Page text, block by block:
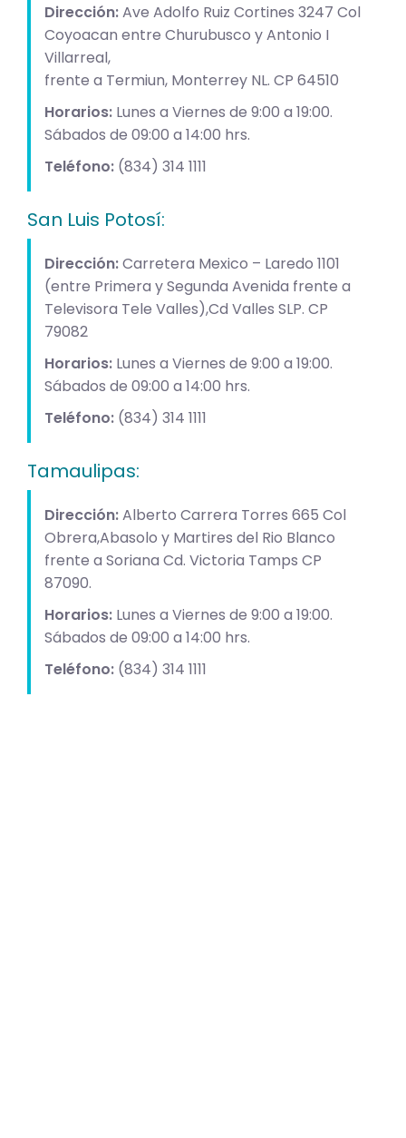
Dirección:Ave Adolfo Ruiz Cortines 3247 Col
Coyoacan entre Churubusco y Antonio I
Villarreal,
frente a Termiun, Monterrey NL. CP 64510
Horarios: Lunes a Viernes de 9:00 a 19:00.
Sábados de 09:00 a 14:00 hrs.
Teléfono: (834) 314 1111
San Luis Potosí:
Dirección:Carretera Mexico – Laredo 1101
(entre Primera y Segunda Avenida frente a
Televisora Tele Valles),Cd Valles SLP. CP
79082
Horarios: Lunes a Viernes de 9:00 a 19:00.
Sábados de 09:00 a 14:00 hrs.
Teléfono: (834) 314 1111
Tamaulipas:
Dirección:Alberto Carrera Torres 665 Col
Obrera,Abasolo y Martires del Rio Blanco
frente a Soriana Cd. Victoria Tamps CP
87090.
Horarios: Lunes a Viernes de 9:00 a 19:00.
Sábados de 09:00 a 14:00 hrs.
Teléfono: (834) 314 1111